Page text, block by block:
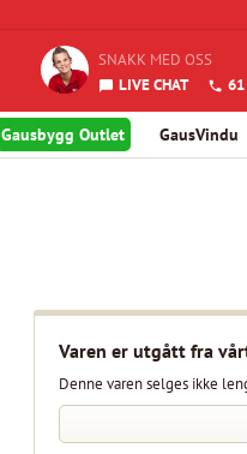
SNAKK MED OSS
LIVE CHAT
Gausbygg Outlet GausVindu
Varen er utgått fra
Denne varen selges ikke